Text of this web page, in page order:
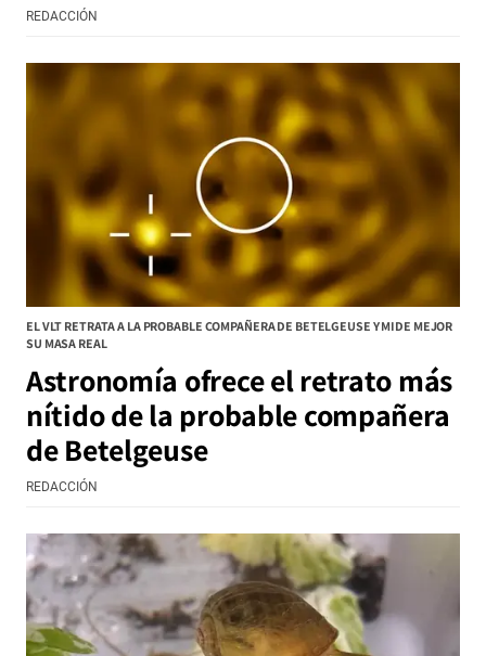
REDACCIÓN
EL VLT RETRATA A LA PROBABLE COMPAÑERA DE BETELGEUSE Y MIDE MEJOR
SU MASA REAL
Astronomía ofrece el retrato más
nítido de la probable compañera
de Betelgeuse
REDACCIÓN